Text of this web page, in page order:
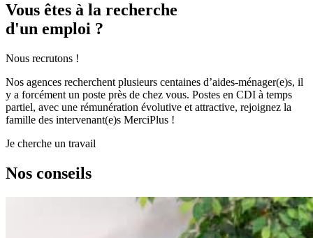
Vous êtes à la recherche
d'un emploi ?
Nous recrutons !
Nos agences recherchent plusieurs centaines d’aides-ménager(e)s, il
y a forcément un poste près de chez vous. Postes en CDI à temps
partiel, avec une rémunération évolutive et attractive, rejoignez la
famille des intervenant(e)s MerciPlus !
Je cherche un travail
Nos conseils